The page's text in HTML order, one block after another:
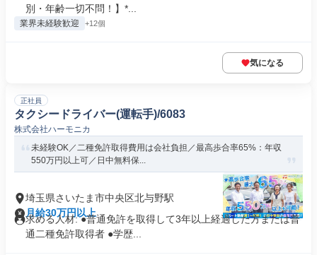
別・年齢一切不問！】*...
業界未経験歓迎 +12個
気になる
正社員
タクシードライバー(運転手)/6083
株式会社ハーモニカ
未経験OK／二種免許取得費用は会社負担／最高歩合率65%：年収
550万円以上可／日中無料保...
埼玉県さいたま市中央区北与野駅
月給30万円以上
求める人材: ●普通免許を取得して3年以上経過した方または普
通二種免許取得者 ●学歴...